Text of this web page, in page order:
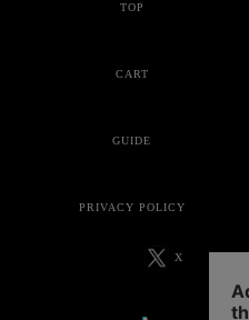
TOP
CART
GUIDE
PRIVACY POLICY
X